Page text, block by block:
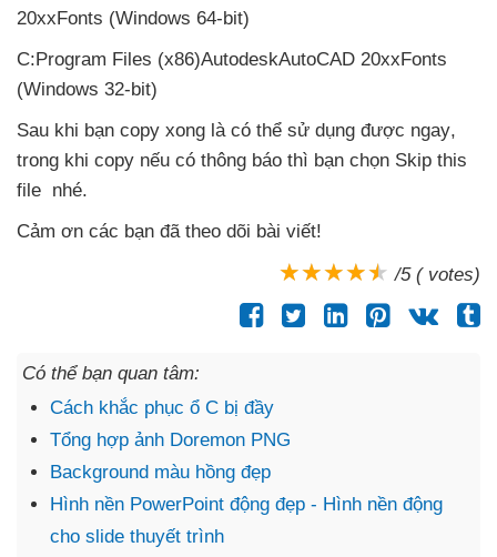
20xxFonts (Windows 64-bit)
C:Program Files (x86)AutodeskAutoCAD 20xxFonts
(Windows 32-bit)
Sau khi bạn copy xong là có thể sử dụng được ngay,
trong khi copy nếu có thông báo thì bạn chọn Skip this
file nhé.
Cảm ơn các bạn đã theo dõi bài viết!
/5 ( votes)
Có thể bạn quan tâm:
Cách khắc phục ổ C bị đầy
Tổng hợp ảnh Doremon PNG
Background màu hồng đẹp
Hình nền PowerPoint động đẹp - Hình nền động
cho slide thuyết trình